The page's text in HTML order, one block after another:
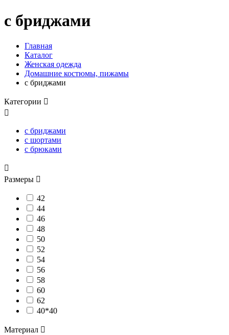
с бриджами
Главная
Каталог
Женская одежда
Домашние костюмы, пижамы
с бриджами
Категории 

с бриджами
с шортами
с брюками

Размеры 
42
44
46
48
50
52
54
56
58
60
62
40*40
Материал 